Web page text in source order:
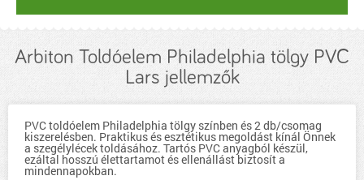
Arbiton Toldóelem Philadelphia tölgy PVC
Lars jellemzők
PVC toldóelem Philadelphia tölgy színben és 2 db/csomag
kiszerelésben. Praktikus és esztétikus megoldást kínál Önnek
a szegélylécek toldásához. Tartós PVC anyagból készül,
ezáltal hosszú élettartamot és ellenállást biztosít a
mindennapokban.